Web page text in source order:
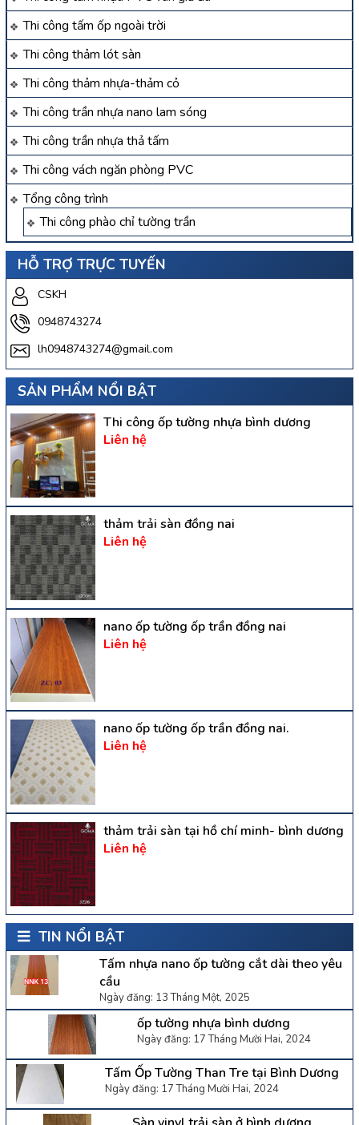
Thi công tấm ốp ngoài trời
Thi công thảm lót sàn
Thi công thảm nhựa-thảm cỏ
Thi công trần nhựa nano lam sóng
Thi công trần nhựa thả tấm
Thi công vách ngăn phòng PVC
Tổng công trình
Thi công phào chỉ tường trần
HỖ TRỢ TRỰC TUYẾN
CSKH
0948743274
lh0948743274@gmail.com
SẢN PHẨM NỔI BẬT
Thi công ốp tường nhựa bình dương
Liên hệ
thảm trải sàn đồng nai
Liên hệ
nano ốp tường ốp trần đồng nai
Liên hệ
nano ốp tường ốp trần đồng nai.
Liên hệ
thảm trải sàn tại hồ chí minh- bình dương
Liên hệ
TIN NỔI BẬT
Tấm nhựa nano ốp tường cắt dài theo yêu
cầu
Ngày đăng: 13 Tháng Một, 2025
ốp tường nhựa bình dương
Ngày đăng: 17 Tháng Mười Hai, 2024
Tấm Ốp Tường Than Tre tại Bình Dương
Ngày đăng: 17 Tháng Mười Hai, 2024